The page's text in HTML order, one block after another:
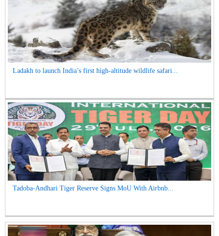
Ladakh to launch India’s first high-altitude wildlife safari...
Tadoba-Andhari Tiger Reserve Signs MoU With Airbnb...